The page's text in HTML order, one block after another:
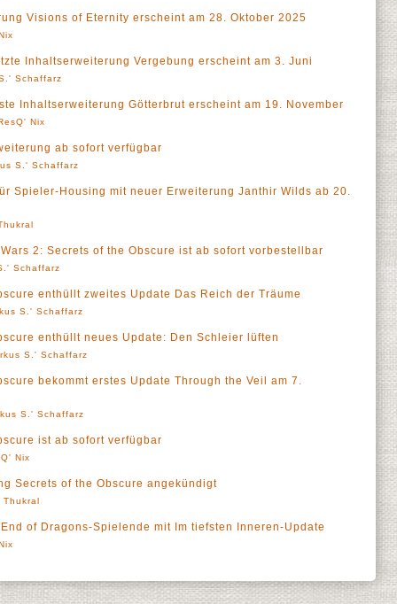
Visions of Eternity erscheint am 28. Oktober 2025
Inhaltserweiterung Vergebung erscheint am 3. Juni
Schaffarz
Inhaltserweiterung Götterbrut erscheint am 19. November
Nix
ab sofort verfügbar
S.' Schaffarz
Spieler-Housing mit neuer Erweiterung Janthir Wilds ab 20.
2: Secrets of the Obscure ist ab sofort vorbestellbar
Schaffarz
enthüllt zweites Update Das Reich der Träume
S.' Schaffarz
enthüllt neues Update: Den Schleier lüften
S.' Schaffarz
bekommt erstes Update Through the Veil am 7.
S.' Schaffarz
ist ab sofort verfügbar
Nix
Secrets of the Obscure angekündigt
Thukral
of Dragons-Spielende mit Im tiefsten Inneren-Update